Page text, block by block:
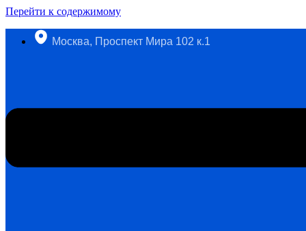
Перейти к содержимому
Москва, Проспект Мира 102 к.1